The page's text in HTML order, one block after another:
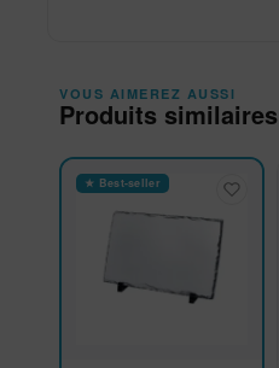
VOUS AIMEREZ AUSSI
Produits similaires
★ Best-seller